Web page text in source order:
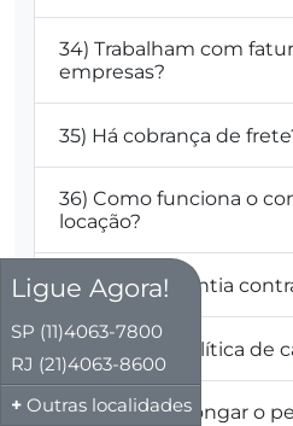
34) Trabalham com
empresas?
35) Há cobrança de
36) Como funciona o
locação?
37) Existe garantia
38) Qual é a política de
39) Posso prolongar o
Ligue Agora!
SP (11)4063-7800
RJ (21)4063-8600
Outras localidades